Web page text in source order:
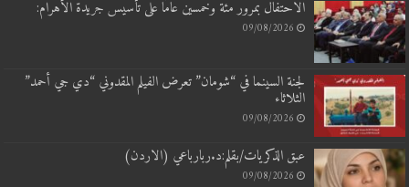
الاحتفال بمرور مئة وخمسين عامًا على تأسيس جريدة الأهرام:
09/08/2026
لجنة السينما في “شومان” تعرض الفيلم المقدوني “دي جي أحمد”
الثلاثاء
09/08/2026
عبق الذكريات/بقلم:د.ربارباعي (الاردن)
09/08/2026